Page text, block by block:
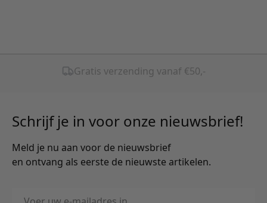
Schrijf je in voor onze nieuwsbrief!
Meld je nu aan voor de nieuwsbrief
en ontvang als eerste de nieuwste artikelen.
E-mailadres